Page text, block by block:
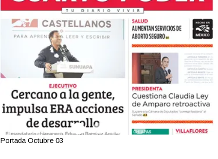
Portada Octubre 03